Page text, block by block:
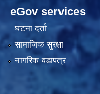
eGov services
घटना दर्ता
सामाजिक सुरक्षा
नागरिक वडापत्र